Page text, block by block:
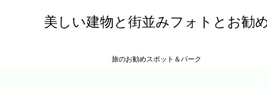
美しい建物と街並みフォトとお勧
旅のお勧めスポット＆パーク